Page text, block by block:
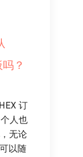
？
订
人也
无论
以随